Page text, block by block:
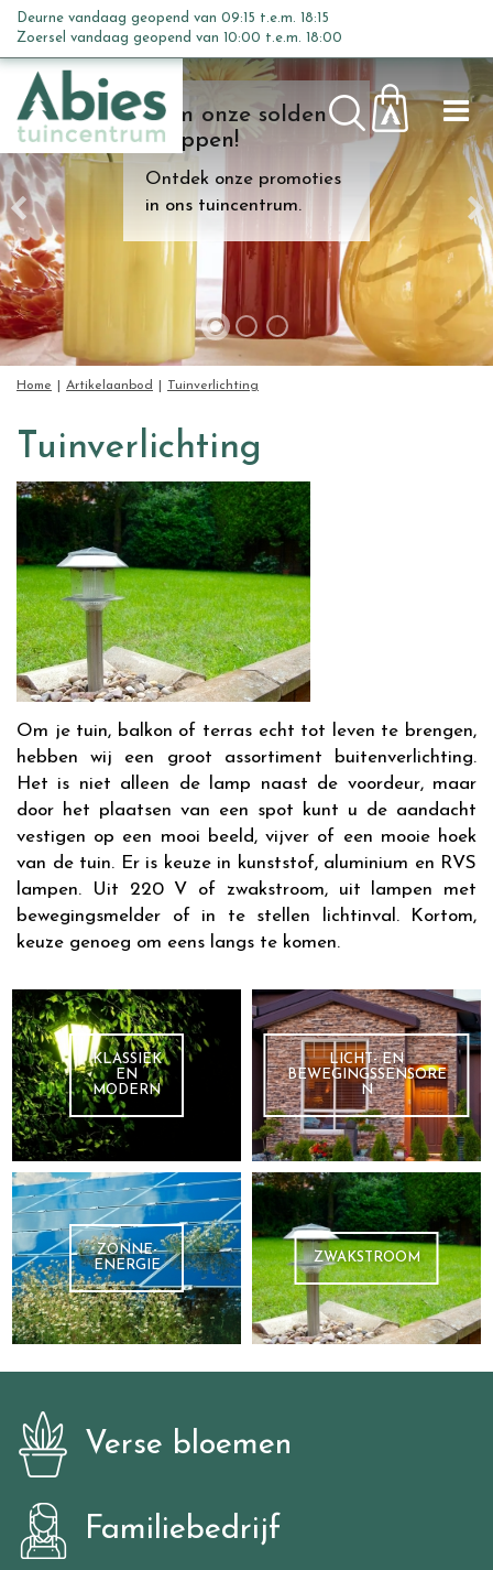
n
c
o
n
t
e
n
t
Kom onze solden
shoppen!
Ontdek onze promoties
in ons tuincentrum.
Home Artikelaanbod Tuinverlichting
Deurne vandaag geopend van 09:15 t.e.m. 18:15
Zoersel vandaag geopend van 10:00 t.e.m. 18:00
Tuinverlichting
Om je tuin, balkon of terras echt tot leven te brengen,
hebben wij een groot assortiment buitenverlichting.
Het is niet alleen de lamp naast de voordeur, maar
door het plaatsen van een spot kunt u de aandacht
vestigen op een mooi beeld, vijver of een mooie hoek
van de tuin. Er is keuze in kunststof, aluminium en RVS
lampen. Uit 220 V of zwakstroom, uit lampen met
bewegingsmelder of in te stellen lichtinval. Kortom,
keuze genoeg om eens langs te komen.
KLASSIEK
EN
MODERN
LICHT- EN
BEWEGINGSSENSORE
N
ZONNE-
ENERGIE
ZWAKSTROOM
Verse bloemen
Familiebedrijf